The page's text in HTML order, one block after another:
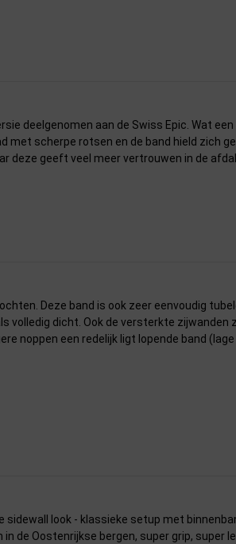
deelgenomen aan de Swiss Epic. Wat
met scherpe rotsen en de band hield zich
deze geeft veel meer vertrouwen in de
Deze band is ook zeer eenvoudig
volledig dicht. Ook de versterkte
noppen een redelijk ligt lopende band
sidewall look - klassieke setup met
de Oostenrijkse bergen, super grip, super